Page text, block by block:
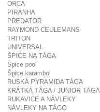
ORCA
PIRANHA
PREDATOR
RAYMOND CEULEMANS
TRITON
UNIVERSAL
ŠPICE NA TÁGA
Špice pool
Špice karambol
RUSKÁ PYRAMIDA TÁGA
KRÁTKÁ TÁGA / JUNIOR TÁGA
RUKAVICE A NÁVLEKY
NÁVLEKY NA TÁGO